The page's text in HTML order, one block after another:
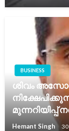
BUSINESS
ശിവം
മുന്നറിയിപ്പ്
Hemant Singh